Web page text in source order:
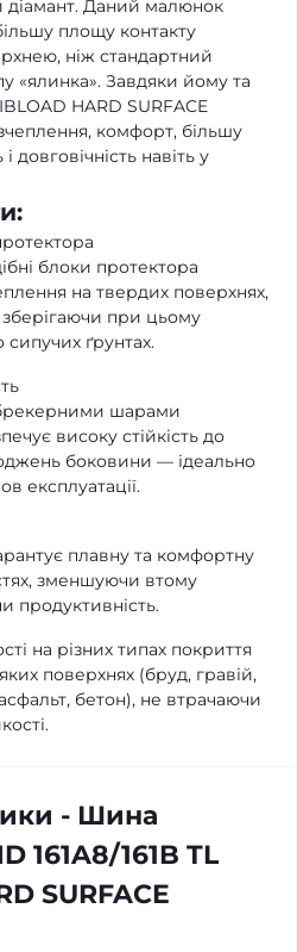
Даний малюнок
площу контакту
ніж стандартний
«ялинка». Завдяки йому та
HARD SURFACE
комфорт, більшу
довговічність навіть у
блоки протектора
на твердих поверхнях,
зберігаючи при цьому
сипучих ґрунтах.
шарами
високу стійкість до
боковини — ідеально
експлуатації.
плавну та комфортну
зменшуючи втому
продуктивність.
на різних типах покриття
поверхнях (бруд, гравій,
бетон), не втрачаючи
- Шина
161A8/161B TL
SURFACE